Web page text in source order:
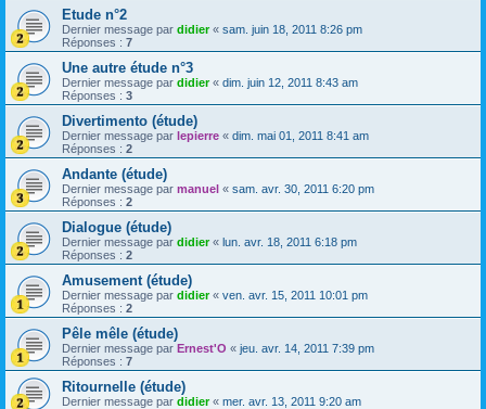
Etude n°2
Dernier message par didier« sam. juin 18, 2011 8:26 pm
Réponses : 7
Une autre étude n°3
Dernier message par didier« dim. juin 12, 2011 8:43 am
Réponses : 3
Divertimento (étude)
Dernier message par lepierre « dim. mai 01, 2011 8:41 am
Réponses : 2
Andante (étude)
Dernier message par manuel « sam. avr. 30, 2011 6:20 pm
Réponses : 2
Dialogue (étude)
Dernier message par didier« lun. avr. 18, 2011 6:18 pm
Réponses : 2
Amusement (étude)
Dernier message par didier« ven. avr. 15, 2011 10:01 pm
Réponses : 2
Pêle mêle (étude)
Dernier message par Ernest'O « jeu. avr. 14, 2011 7:39 pm
Réponses : 7
Ritournelle (étude)
Dernier message par didier« mer. avr. 13, 2011 9:20 am